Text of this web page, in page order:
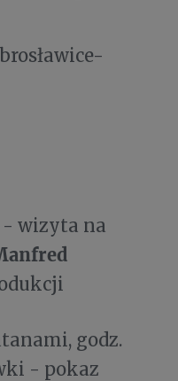
- wizyta na
godz.
- pokaz